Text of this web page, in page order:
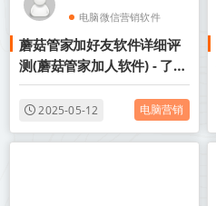
电脑微信营销软件
电脑版微信加人
蘑菇管家加好友软件详细评
测(蘑菇管家加人软件) - 了解
蘑菇管家从现在开始
2025-05-12 电脑营销